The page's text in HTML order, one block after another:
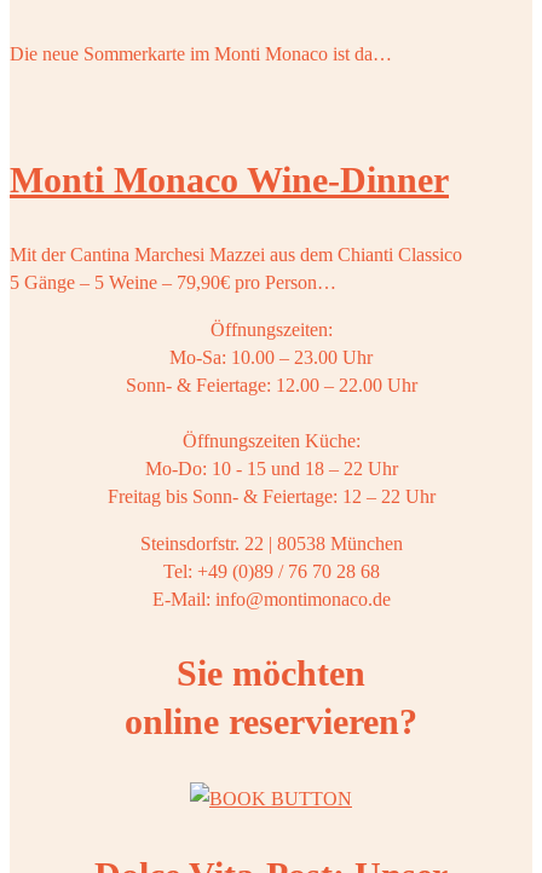
Die neue Sommerkarte im Monti Monaco ist da…
Monti Monaco Wine-Dinner
Mit der Cantina Marchesi Mazzei aus dem Chianti Classico
5 Gänge – 5 Weine – 79,90€ pro Person…
Öffnungszeiten:
Mo-Sa: 10.00 – 23.00 Uhr
Sonn- & Feiertage: 12.00 – 22.00 Uhr
Öffnungszeiten Küche:
Mo-Do: 10 - 15 und 18 – 22 Uhr
Freitag bis Sonn- & Feiertage: 12 – 22 Uhr
Steinsdorfstr. 22 | 80538 München
Tel: +49 (0)89 / 76 70 28 68
E-Mail: info@montimonaco.de
Sie möchten
online reservieren?